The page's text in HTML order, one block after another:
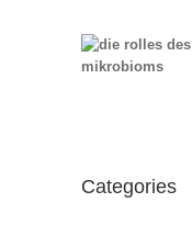
Categories